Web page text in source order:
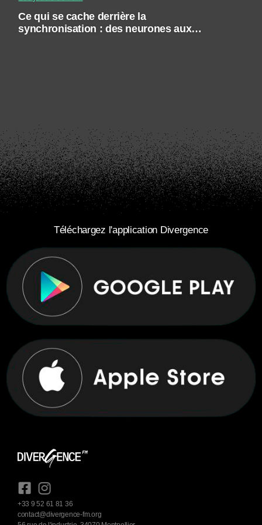
Ce qui se cache derrière la
synchronisation : des neurones aux
Téléchargez l'application Divergence
+33 9 52 61 81 36
contact@divergence-fm.org